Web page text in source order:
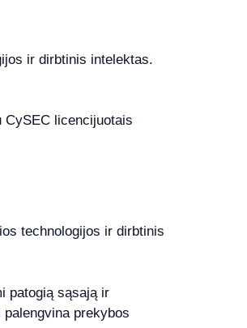
ir dirbtinis intelektas.
CySEC licencijuotais
technologijos ir dirbtinis
patogią sąsają ir
prekybos